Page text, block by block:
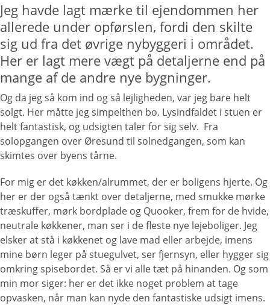
Jeg havde lagt mærke til ejendommen her
allerede under opførslen, fordi den skilte
sig ud fra det øvrige nybyggeri i området.
Her er lagt mere vægt på detaljerne end på
mange af de andre nye bygninger.
Og da jeg så kom ind og så lejligheden, var jeg bare helt
solgt. Her måtte jeg simpelthen bo. Lysindfaldet i stuen er
helt fantastisk, og udsigten taler for sig selv. Fra
solopgangen over Øresund til solnedgangen, som kan
skimtes over byens tårne.
For mig er det køkken/alrummet, der er boligens hjerte. Og
her er der også tænkt over detaljerne, med smukke mørke
træskuffer, mørk bordplade og Quooker, frem for de hvide,
neutrale køkkener, man ser i de fleste nye lejeboliger. Jeg
elsker at stå i køkkenet og lave mad eller arbejde, imens
mine børn leger på stuegulvet, ser fjernsyn, eller hygger sig
omkring spisebordet. Så er vi alle tæt på hinanden. Og som
min mor siger: her er det ikke noget problem at tage
opvasken, når man kan nyde den fantastiske udsigt imens.